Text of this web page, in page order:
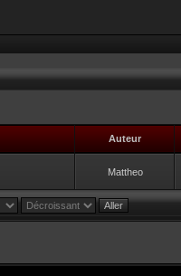
Auteur
Mattheo